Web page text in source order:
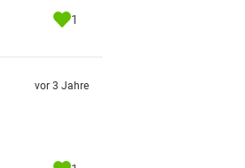
1
vor 3 Jahre